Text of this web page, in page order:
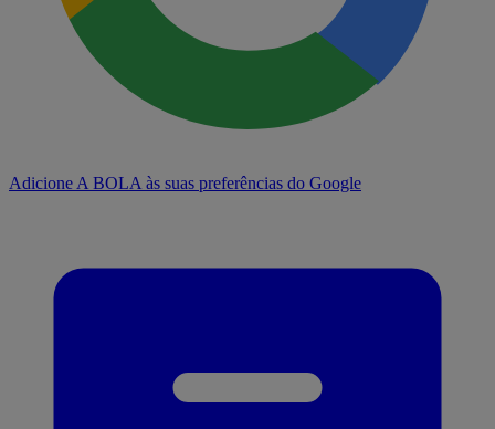
Adicione A BOLA às suas preferências do Google